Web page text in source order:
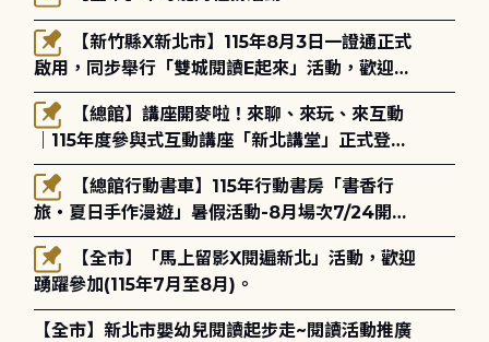
啟用，同步舉行「雙城閱讀E起來」活動，歡迎踴
躍參加(115年8月3日至10月4日)。
｜115年度參與式互動講座「新北講堂」正式登
場！
旅・夏日手作漫遊」暑假活動-8月場次7/24開始
報名
踴躍參加(115年7月至8月)。
【全市】新北市嬰幼兒閱讀起步走~閱讀活動推廣